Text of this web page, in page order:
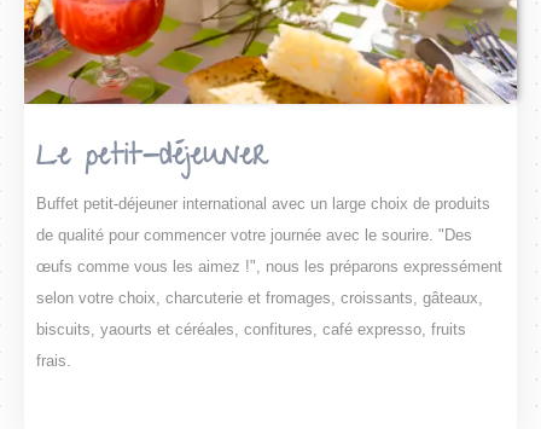
Le petit-déjeuner
Buffet petit-déjeuner international avec un large choix de produits
de qualité pour commencer votre journée avec le sourire. "Des
œufs comme vous les aimez !", nous les préparons expressément
selon votre choix, charcuterie et fromages, croissants, gâteaux,
biscuits, yaourts et céréales, confitures, café expresso, fruits
frais.